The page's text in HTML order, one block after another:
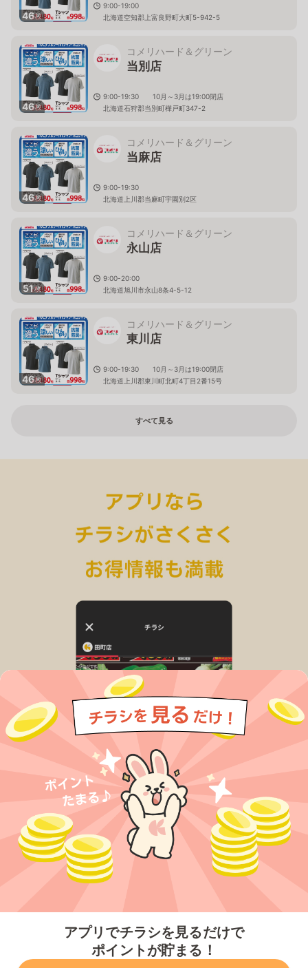
アプリでチラシを見るだけで
ポイントが貯まる！
46枚
9:00-19:00
北海道空知郡上富良野町大町5-942-5
46枚
コメリハード＆グリーン
当別店
9:00-19:30 10月～3月は19:00閉店
北海道石狩郡当別町樺戸町347-2
46枚
コメリハード＆グリーン
当麻店
9:00-19:30
北海道上川郡当麻町宇園別2区
51枚
コメリハード＆グリーン
永山店
9:00-20:00
北海道旭川市永山8条4-5-12
46枚
コメリハード＆グリーン
東川店
9:00-19:30 10月～3月は19:00閉店
北海道上川郡東川町北町4丁目2番15号
すべて見る